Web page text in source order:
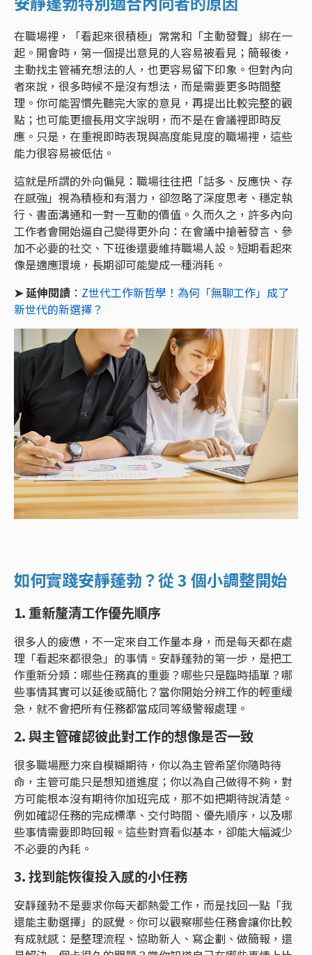
在職場裡，「看起來很積極」常常和「主動發聲」綁在一
起。開會時，第一個提出意見的人容易被看見；簡報後，
主動找主管補充想法的人，也更容易留下印象。但對內向
者來說，很多時候不是沒有想法，而是需要更多時間整
理。你可能習慣先聽完大家的意見，再提出比較完整的觀
點；也可能更擅長用文字說明，而不是在會議裡即時反
應。只是，在重視即時表現與高度能見度的職場裡，這些
能力很容易被低估。
這就是所謂的外向偏見：職場往往把「話多、反應快、存
在感強」視為積極和有潛力，卻忽略了深度思考、穩定執
行、書面溝通和一對一互動的價值。久而久之，許多內向
工作者會開始逼自己變得更外向：在會議中搶著發言、參
加不必要的社交、下班後還要維持職場人設。短期看起來
像是適應環境，長期卻可能變成一種消耗。
➤延伸閱讀 ： Z世代工作新哲學！為何「無聊工作」成了
新世代的新選擇？
如何實踐安靜蓬勃？從 3 個小調整開始
1. 重新釐清工作優先順序
很多人的疲憊，不一定來自工作量本身，而是每天都在處
理「看起來都很急」的事情。安靜蓬勃的第一步，是把工
作重新分類：哪些任務真的重要？哪些只是臨時插單？哪
些事情其實可以延後或簡化？當你開始分辨工作的輕重緩
急，就不會把所有任務都當成同等級警報處理。
2. 與主管確認彼此對工作的想像是否一致
很多職場壓力來自模糊期待，你以為主管希望你隨時待
命，主管可能只是想知道進度；你以為自己做得不夠，對
方可能根本沒有期待你加班完成，那不如把期待說清楚。
例如確認任務的完成標準、交付時間、優先順序，以及哪
些事情需要即時回報。這些對齊看似基本，卻能大幅減少
不必要的內耗。
3. 找到能恢復投入感的小任務
安靜蓬勃不是要求你每天都熱愛工作，而是找回一點「我
還能主動選擇」的感覺。你可以觀察哪些任務會讓你比較
有成就感：是整理流程、協助新人、寫企劃、做簡報，還